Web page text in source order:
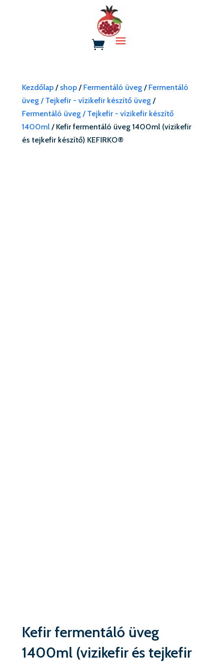
Kezdőlap/ shop/ Fermentáló üveg/ Fermentáló
üveg / Tejkefir - vízikefir készítő üveg/
Fermentáló üveg / Tejkefir - vízikefir készítő
1400ml/ Kefir fermentáló üveg 1400ml (vizikefir
és tejkefir készítő) KEFIRKO®
Kefir fermentáló üveg
1400ml (vizikefir és tejkefir